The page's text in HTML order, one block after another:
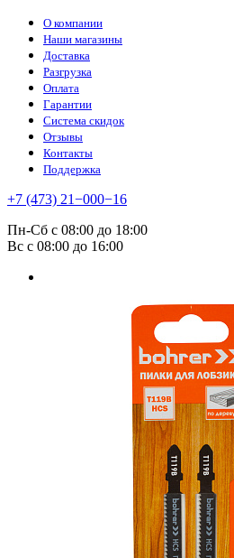
О компании
Наши магазины
Доставка
Разгрузка
Оплата
Гарантии
Система скидок
Отзывы
Контакты
Поддержка
+7 (473) 21−000−16
Пн-Сб с 08:00 до 18:00
Вс с 08:00 до 16:00